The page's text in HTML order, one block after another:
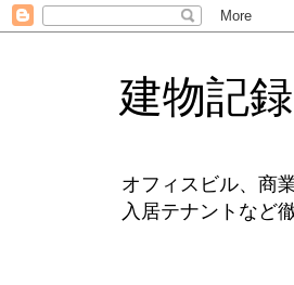
建物記録
オフィスビル、商
入居テナントなど